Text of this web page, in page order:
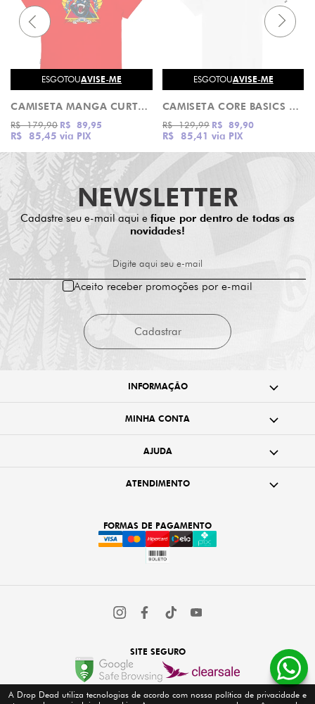
ESGOTOUAVISE-ME
CAMISETA MANGA CURTA NATAS SCREAMING SANTA CRUZ
R$ 85,45 via PIX
R$ 179,90 R$ 89,95
ESGOTOUAVISE-ME
CAMISETA CORE BASICS WHITE BLACK VANS
R$ 85,41 via PIX
R$ 129,99 R$ 89,90
NEWSLETTER
Cadastre seu e-mail aqui e fique por dentro de todas as
novidades!
Digite aqui seu e-mail
Cadastrar
Aceito receber promoções por e-mail
INFORMAÇÃO
MINHA CONTA
AJUDA
ATENDIMENTO
FORMAS DE PAGAMENTO
SITE SEGURO
A Drop Dead utiliza tecnologias de acordo com nossa política de privacidade e